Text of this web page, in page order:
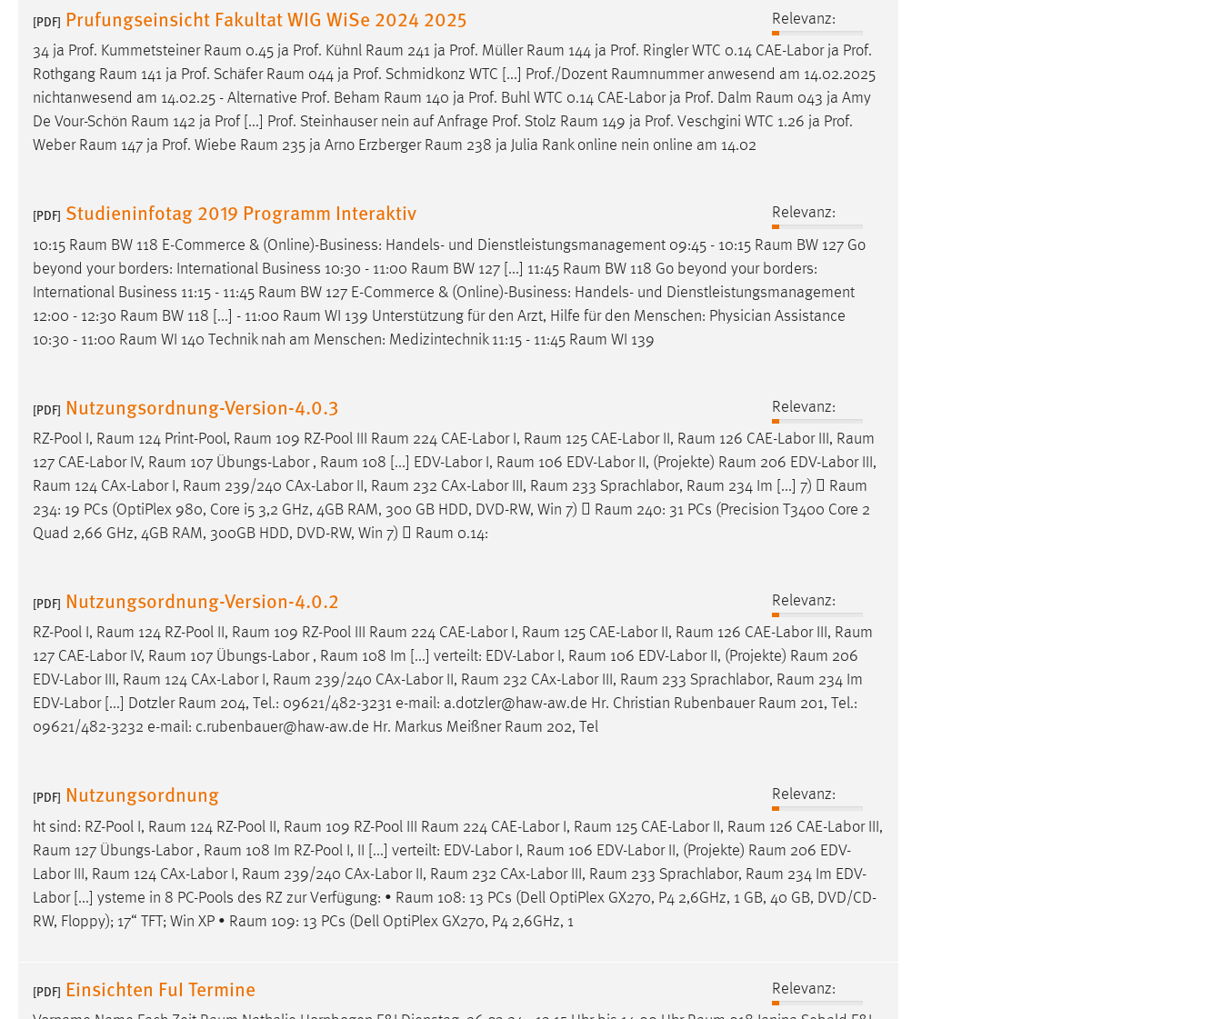
[PDF] Prufungseinsicht Fakultat WIG WiSe 2024 2025
Relevanz:
34 ja Prof. Kummetsteiner Raum 0.45 ja Prof. Kühnl Raum 241 ja Prof. Müller Raum 144 ja Prof. Ringler WTC 0.14 CAE-Labor ja Prof.
Rothgang Raum 141 ja Prof. Schäfer Raum 044 ja Prof. Schmidkonz WTC [...] Prof./Dozent Raumnummeranwesend am 14.02.2025
nichtanwesend am 14.02.25 - Alternative Prof. Beham Raum 140 ja Prof. Buhl WTC 0.14 CAE-Labor ja Prof. Dalm Raum 043 ja Amy
De Vour-Schön Raum 142 ja Prof [...] Prof. Steinhauser nein auf Anfrage Prof. Stolz Raum 149 ja Prof. Veschgini WTC 1.26 ja Prof.
Weber Raum 147 ja Prof. Wiebe Raum 235 ja Arno Erzberger Raum 238 ja Julia Rank online nein online am 14.02
[PDF] Studieninfotag 2019 Programm Interaktiv
Relevanz:
10:15 Raum BW 118 E-Commerce & (Online)-Business: Handels- und Dienstleistungsmanagement 09:45 - 10:15 Raum BW 127 Go
beyond your borders: International Business 10:30 - 11:00 Raum BW 127 [...] 11:45 Raum BW 118 Go beyond your borders:
International Business 11:15 - 11:45 Raum BW 127 E-Commerce & (Online)-Business: Handels- und Dienstleistungsmanagement
12:00 - 12:30 Raum BW 118 [...] - 11:00 Raum WI 139 Unterstützung für den Arzt, Hilfe für den Menschen: Physician Assistance
10:30 - 11:00 Raum WI 140 Technik nah am Menschen: Medizintechnik 11:15 - 11:45 Raum WI 139
[PDF] Nutzungsordnung-Version-4.0.3
Relevanz:
RZ-Pool I, Raum 124 Print-Pool, Raum 109 RZ-Pool III Raum 224 CAE-Labor I, Raum 125 CAE-Labor II, Raum 126 CAE-Labor III, Raum
127 CAE-Labor IV, Raum 107 Übungs-Labor , Raum 108 [...] EDV-Labor I, Raum 106 EDV-Labor II, (Projekte) Raum 206 EDV-Labor III,
Raum 124 CAx-Labor I, Raum 239/240 CAx-Labor II, Raum 232 CAx-Labor III, Raum 233 Sprachlabor, Raum 234 Im [...] 7)  Raum
234: 19 PCs (OptiPlex 980, Core i5 3,2 GHz, 4GB RAM, 300 GB HDD, DVD-RW, Win 7)  Raum 240: 31 PCs (Precision T3400 Core 2
Quad 2,66 GHz, 4GB RAM, 300GB HDD, DVD-RW, Win 7)  Raum 0.14:
[PDF] Nutzungsordnung-Version-4.0.2
Relevanz:
RZ-Pool I, Raum 124 RZ-Pool II, Raum 109 RZ-Pool III Raum 224 CAE-Labor I, Raum 125 CAE-Labor II, Raum 126 CAE-Labor III, Raum
127 CAE-Labor IV, Raum 107 Übungs-Labor , Raum 108 Im [...] verteilt: EDV-Labor I, Raum 106 EDV-Labor II, (Projekte) Raum 206
EDV-Labor III, Raum 124 CAx-Labor I, Raum 239/240 CAx-Labor II, Raum 232 CAx-Labor III, Raum 233 Sprachlabor, Raum 234 Im
EDV-Labor [...] Dotzler Raum 204, Tel.: 09621/482-3231 e-mail: a.dotzler@haw-aw.de Hr. Christian Rubenbauer Raum 201, Tel.:
09621/482-3232 e-mail: c.rubenbauer@haw-aw.de Hr. Markus Meißner Raum 202, Tel
[PDF] Nutzungsordnung
Relevanz:
ht sind: RZ-Pool I, Raum 124 RZ-Pool II, Raum 109 RZ-Pool III Raum 224 CAE-Labor I, Raum 125 CAE-Labor II, Raum 126 CAE-Labor III,
Raum 127 Übungs-Labor , Raum 108 Im RZ-Pool I, II [...] verteilt: EDV-Labor I, Raum 106 EDV-Labor II, (Projekte) Raum 206 EDV-
Labor III, Raum 124 CAx-Labor I, Raum 239/240 CAx-Labor II, Raum 232 CAx-Labor III, Raum 233 Sprachlabor, Raum 234 Im EDV-
Labor [...] ysteme in 8 PC-Pools des RZ zur Verfügung: • Raum 108: 13 PCs (Dell OptiPlex GX270, P4 2,6GHz, 1 GB, 40 GB, DVD/CD-
RW, Floppy); 17“ TFT; Win XP • Raum 109: 13 PCs (Dell OptiPlex GX270, P4 2,6GHz, 1
[PDF] Einsichten FuI Termine
Relevanz:
Anbieter: Facebook
Zweck: Conversion-Tracking
Cookie Laufzeit: 3 Monate
EXTERNE MEDIEN
externen Medien Cookies gesetzt.
YouTube
Vimeo